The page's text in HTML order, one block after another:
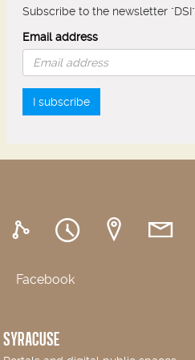
Subscribe to the newsletter "DSI"
Email address
I subscribe
Facebook
SYRACUSE